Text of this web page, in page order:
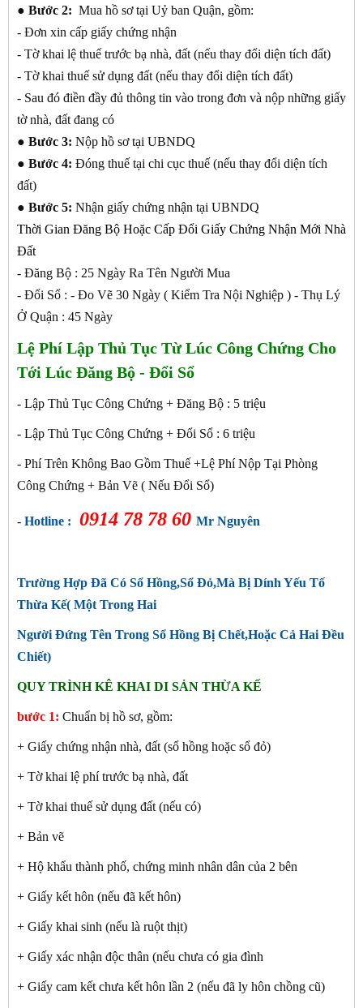
● Bước 2: Mua hồ sơ tại Uỷ ban Quận, gồm:
- Đơn xin cấp giấy chứng nhận
- Tờ khai lệ thuế trước bạ nhà, đất (nếu thay đổi diện tích đất)
- Tờ khai thuế sử dụng đất (nếu thay đổi diện tích đất)
- Sau đó điền đầy đủ thông tin vào trong đơn và nộp những giấy
tờ nhà, đất đang có
● Bước 3: Nộp hồ sơ tại UBNDQ
● Bước 4: Đóng thuế tại chi cục thuế (nếu thay đổi diện tích
đất)
● Bước 5: Nhận giấy chứng nhận tại UBNDQ
Thời Gian Đăng Bộ Hoặc Cấp Đổi Giấy Chứng Nhận Mới Nhà
Đất
- Đăng Bộ : 25 Ngày Ra Tên Người Mua
- Đổi Sổ : - Đo Vẽ 30 Ngày ( Kiểm Tra Nội Nghiệp ) - Thụ Lý
Ở Quận : 45 Ngày
Lệ Phí Lập Thủ Tục Từ Lúc Công Chứng Cho
Tới Lúc Đăng Bộ - Đổi Sổ
- Lập Thủ Tục Công Chứng + Đăng Bộ : 5 triệu
- Lập Thủ Tục Công Chứng + Đổi Sổ : 6 triệu
- Phí Trên Không Bao Gồm Thuế +Lệ Phí Nộp Tại Phòng
Công Chứng + Bản Vẽ ( Nếu Đổi Sổ)
- Hotline : 0914 78 78 60 Mr Nguyên
Trường Hợp Đã Có Sổ Hồng,Sổ Đỏ,Mà Bị Dính Yếu Tố
Thừa Kế( Một Trong Hai
Người Đứng Tên Trong Sổ Hồng Bị Chết,Hoặc Cả Hai Đều
Chiết)
QUY TRÌNH KÊ KHAI DI SẢN THỪA KẾ
bước 1: Chuẩn bị hồ sơ, gồm:
+ Giấy chứng nhận nhà, đất (sổ hồng hoặc sổ đỏ)
+ Tờ khai lệ phí trước bạ nhà, đất
+ Tờ khai thuế sử dụng đất (nếu có)
+ Bản vẽ
+ Hộ khẩu thành phố, chứng minh nhân dân của 2 bên
+ Giấy kết hôn (nếu đã kết hôn)
+ Giấy khai sinh (nếu là ruột thịt)
+ Giấy xác nhận độc thân (nếu chưa có gia đình
+ Giấy cam kết chưa kết hôn lần 2 (nếu đã ly hôn chồng cũ)